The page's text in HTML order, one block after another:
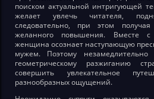
поиском актуальной интригующей
желает увлечь читателя,
следовательно, при этом
желанного повышения. Вместе с
женщина осознает наступающую
мужем. Поэтому
геометрическому разжиганию
совершить увлекательное
разнообразных ощущений.